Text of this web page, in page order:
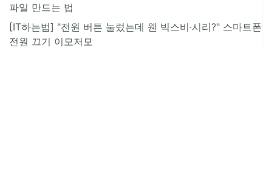
파일 만드는 법
[IT하는법] "전원 버튼 눌렀는데 웬 빅스비·시리?" 스마트폰
전원 끄기 이모저모